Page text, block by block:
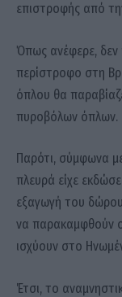
επιστροφής από
Όπως ανέφερε, δεν
περίστροφο στη
όπλου θα
πυροβόλων όπλων.
Παρότι, σύμφωνα
πλευρά είχε
εξαγωγή του
να παρακαμφθούν
ισχύουν στο
Έτσι, το